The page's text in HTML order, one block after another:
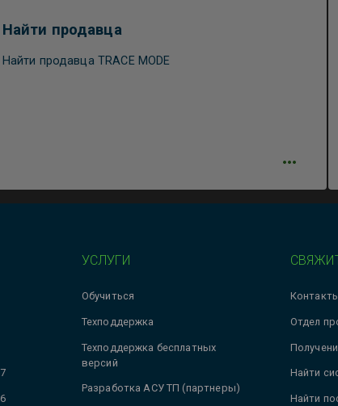
Найти продавца
Найти продавца TRACE MODE
УСЛУГИ
Обучиться
Техподдержка
Техподдержка бесплатных
версий
Разработка АСУ ТП (партнеры)
Отдел
Найти
Найти